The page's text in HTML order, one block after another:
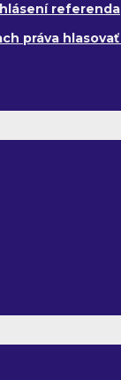
referenda
práva hlasovať